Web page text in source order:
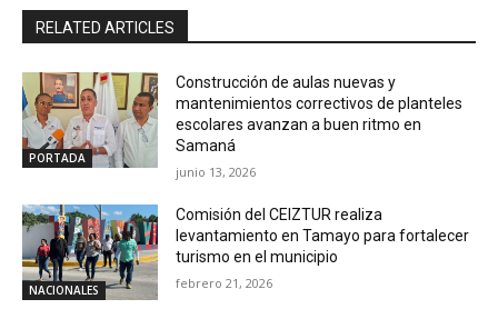
RELATED ARTICLES
PORTADA
Construcción de aulas nuevas y
mantenimientos correctivos de planteles
escolares avanzan a buen ritmo en
Samaná
junio 13, 2026
NACIONALES
Comisión del CEIZTUR realiza
levantamiento en Tamayo para fortalecer
turismo en el municipio
febrero 21, 2026